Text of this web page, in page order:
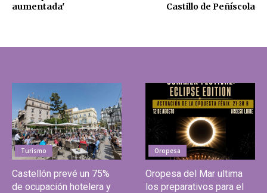
aumentada'
Castillo de Peñíscola
Turismo
Castellón prevé un 75%
de ocupación hotelera y
Oropesa
Oropesa del Mar ultima
los preparativos para el